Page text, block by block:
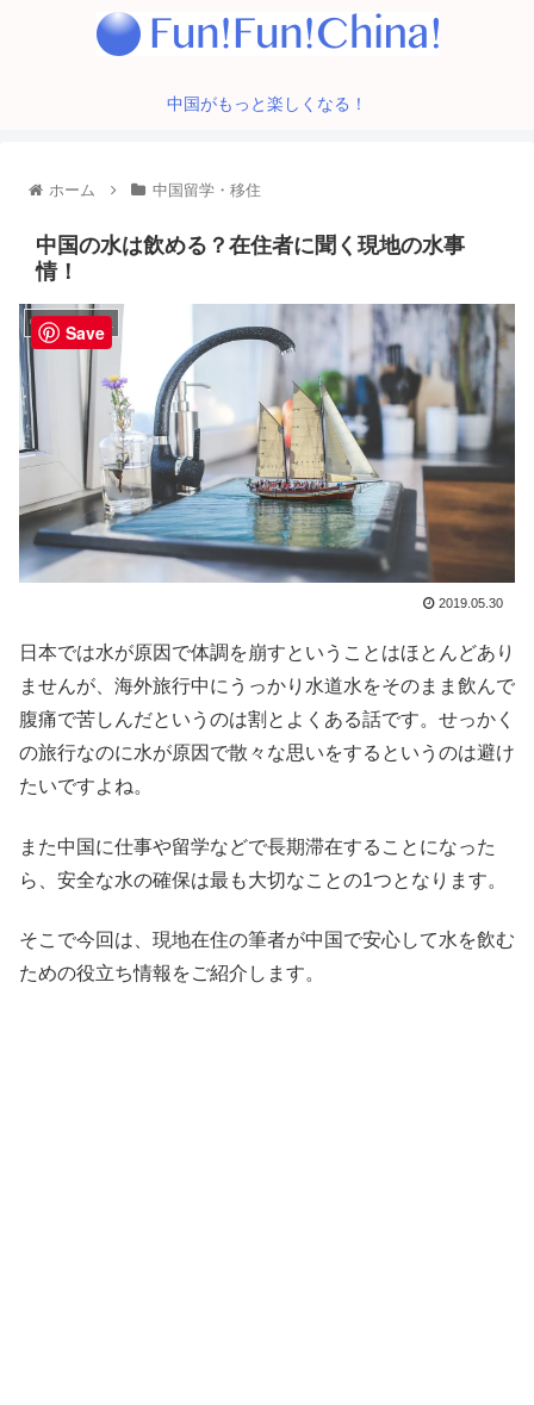
中国がもっと楽しくなる！
ホーム 中国留学・移住
中国の水は飲める？在住者に聞く現地の水事
情！
中国留学・移住
2019.05.30
日本では水が原因で体調を崩すということはほとんどあり
ませんが、海外旅行中にうっかり水道水をそのまま飲んで
腹痛で苦しんだというのは割とよくある話です。せっかく
の旅行なのに水が原因で散々な思いをするというのは避け
たいですよね。
また中国に仕事や留学などで長期滞在することになった
ら、安全な水の確保は最も大切なことの1つとなります。
そこで今回は、現地在住の筆者が中国で安心して水を飲む
ための役立ち情報をご紹介します。
Save